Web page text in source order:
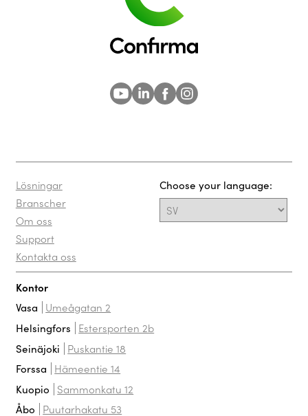
Lösningar
Branscher
Om oss
Support
Kontakta oss
Kontor
Vasa Umeågatan 2
Helsingfors Estersporten 2b
Seinäjoki Puskantie 18
Forssa Hämeentie 14
Kuopio Sammonkatu 12
Åbo Puutarhakatu 53
Choose your language: